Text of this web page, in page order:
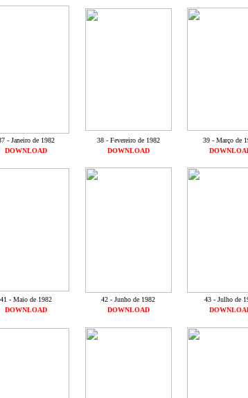
- Janeiro de 1982 38 - Fevereiro de 1982 39 - Março de
DOWNLOAD
DOWNLOAD
41 - Maio de 1982 42 - Junho de 1982 43 - Julho de
DOWNLOAD
DOWNLOAD